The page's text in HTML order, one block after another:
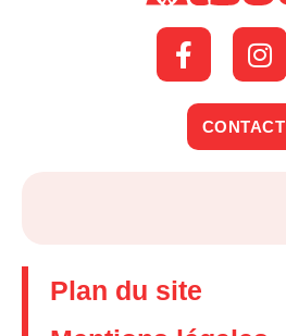
CONTACT
Plan du site